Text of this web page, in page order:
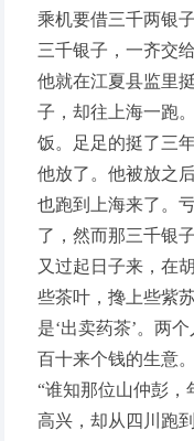
乘机要借三千两银
三千银子，一齐交
他就在江夏县监里
子，却往上海一跑
饭。足足的挺了三
他放了。他被放之
也跑到上海来了。
了，然而那三千银
又过起日子来，在
些茶叶，搀上些紫
是‘出卖药茶’。两
百十来个钱的生意。
“谁知那位山仲彭，
高兴，却从四川跑